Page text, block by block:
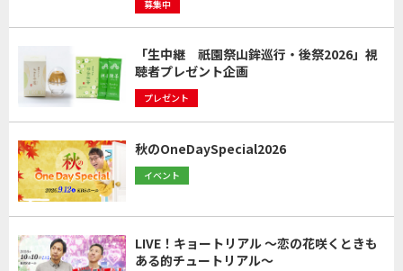
募集中
「生中継 祇園祭山鉾巡行・後祭2026」視
聴者プレゼント企画
プレゼント
秋のOneDaySpecial2026
イベント
LIVE！キョートリアル ～恋の花咲くときも
ある的チュートリアル～